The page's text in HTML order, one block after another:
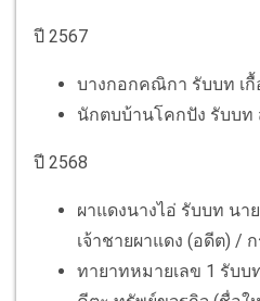
ปี 2567
บางกอกคณิกา รับบท เกื้
นักตบบ้านโคกปัง รับบท
ปี 2568
ผาแดงนางไอ่ รับบท น
เจ้าชายผาแดง (อดีต) /
ทายาทหมายเลข 1 รับ